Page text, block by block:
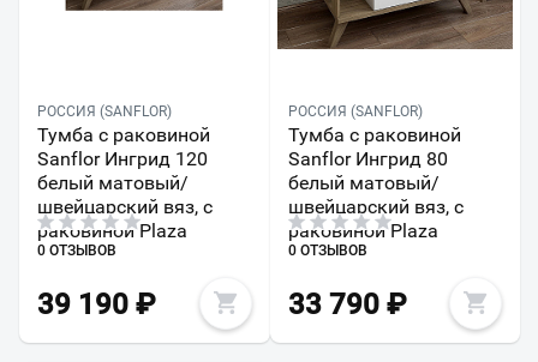
РОССИЯ (SANFLOR)
Тумба с раковиной
Sanflor Ингрид 120
белый матовый/
швейцарский вяз, с
раковиной Plaza
0 ОТЗЫВОВ
39 190 ₽
РОССИЯ (SANFLOR)
Тумба с раковиной
Sanflor Ингрид 80
белый матовый/
швейцарский вяз, с
раковиной Plaza
0 ОТЗЫВОВ
33 790₽